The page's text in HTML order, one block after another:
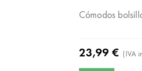
Cómodos
23,99 € (IVA